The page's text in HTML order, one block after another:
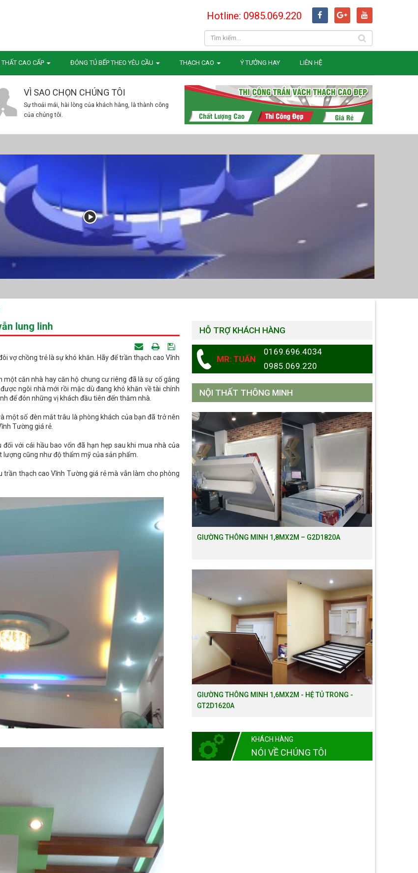
Hotline: 0985.069.220
THẤT CAO CẤP ĐÓNG TỦ BẾP THEO YÊU CẦU THẠCH CAO Ý TƯỞNG HAY LIÊN HỆ
VÌ SAO CHỌN CHÚNG TÔI
Sự thoải mái, hài lòng của khách hàng, là thành công
của chúng tôi.
lung linh
vợ chồng trẻ là sự khó khăn. Hãy để trần thạch cao Vĩnh
căn nhà hay căn hộ chung cư riêng đã là sự cố gắng
ngôi nhà mới rồi mặc dù đang khó khăn về tài chính
để đón những vị khách đầu tiên đến thăm nhà.
một số đèn mắt trâu là phòng khách của bạn đã trở nên
Tường giá rẻ.
với cái hầu bao vốn đã hạn hẹp sau khi mua nhà của
lượng cũng như độ thẩm mỹ của sản phẩm.
thạch cao Vĩnh Tường giá rẻ mà vẫn làm cho phòng
HỖ TRỢ KHÁCH HÀNG
MR: TUẤN
0169.696.4034
0985.069.220
NỘI THẤT THÔNG MINH
GIƯỜNG THÔNG MINH 1,8MX2M – G2D1820A
GIƯỜNG THÔNG MINH 1,6MX2M - HỆ TỦ TRONG -
GT2D1620A
KHÁCH HÀNG
NÓI VỀ CHÚNG TÔI